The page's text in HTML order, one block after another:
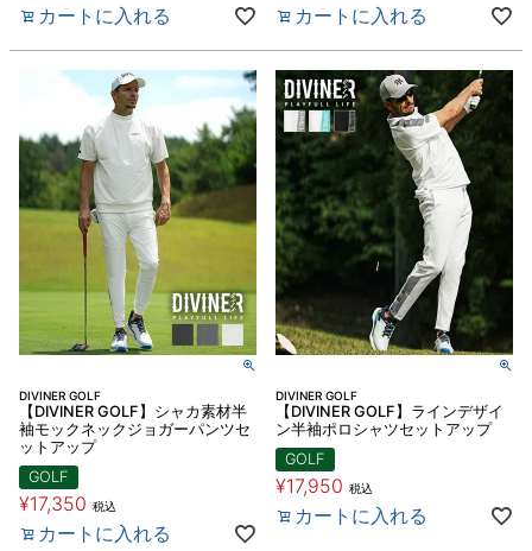
カートに入れる カートに入れる
DIVINER GOLF
【DIVINER GOLF】シャカ素材半
袖モックネックジョガーパンツセ
ットアップ
GOLF
¥17,350 税込
カートに入れる
DIVINER GOLF
【DIVINER GOLF】ラインデザイ
ン半袖ポロシャツセットアップ
GOLF
¥17,950 税込
カートに入れる